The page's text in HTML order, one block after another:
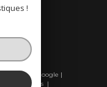
by Google |
légales
!